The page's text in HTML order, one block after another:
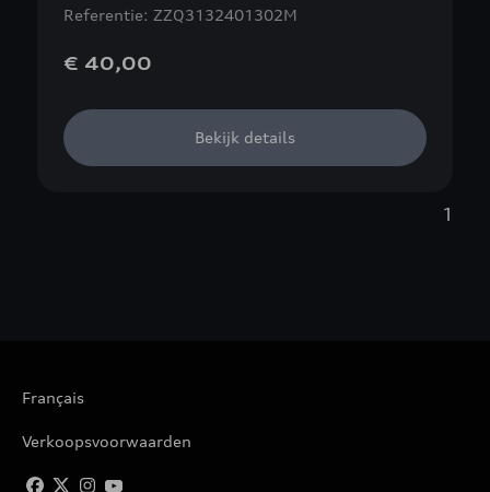
Referentie: ZZQ3132401302M
€ 40,00
Bekijk details
1
Français
Verkoopsvoorwaarden